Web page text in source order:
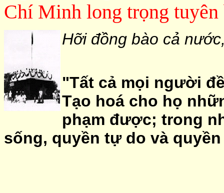
Chí Minh long trọng tuyên
Hỡi đồng bào cả
"Tất cả mọi người
Tạo hoá cho họ
phạm được; trong
sống, quyền tự do và